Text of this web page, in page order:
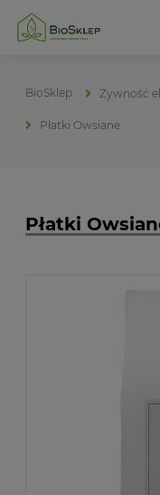
Żywność
Płatki Owsiane
Płatki